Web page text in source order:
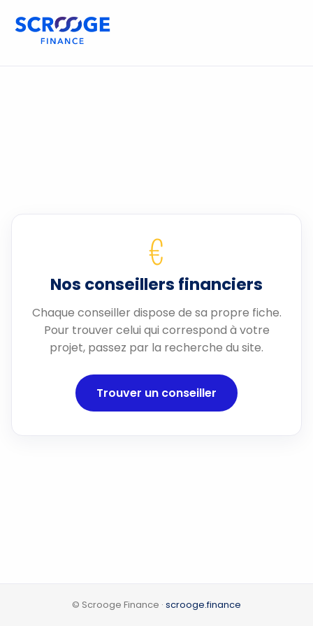
€
Nos conseillers financiers
Chaque conseiller dispose de sa propre fiche.
Pour trouver celui qui correspond à votre
projet, passez par la recherche du site.
Trouver un conseiller
© Scrooge Finance · scrooge.finance